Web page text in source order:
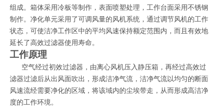
组成。箱体采用冷板等制作，表面喷塑处理，工作台面采用不锈钢
制作。净化单元采用了可调风量的风机系统，通过调节风机的工作
状态，可使洁净工作区中的平均风速保持额定范围内，而且有效地
延长了高效过滤器使用寿命。
工作原理
空气经过初效过滤器，由离心风机压入静压箱，再经过高效过
滤器过滤后从出风面吹出，形成洁净气流，洁净气流以均匀的断面
风速流经需要净化的区域，将该域内的尘埃带走，从而形成高洁净
度的工作环境。